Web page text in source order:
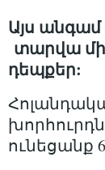
Այս
տարվա մի
դեպքեր:
ունեցանք